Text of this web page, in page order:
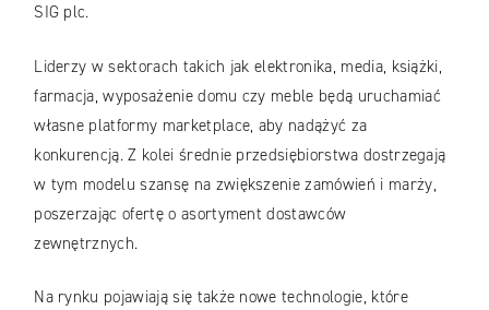
SIG plc.
Liderzy w sektorach takich jak elektronika, media, książki,
farmacja, wyposażenie domu czy meble będą uruchamiać
własne platformy marketplace, aby nadążyć za
konkurencją. Z kolei średnie przedsiębiorstwa dostrzegają
w tym modelu szansę na zwiększenie zamówień i marży,
poszerzając ofertę o asortyment dostawców
zewnętrznych.
Na rynku pojawiają się także nowe technologie, które